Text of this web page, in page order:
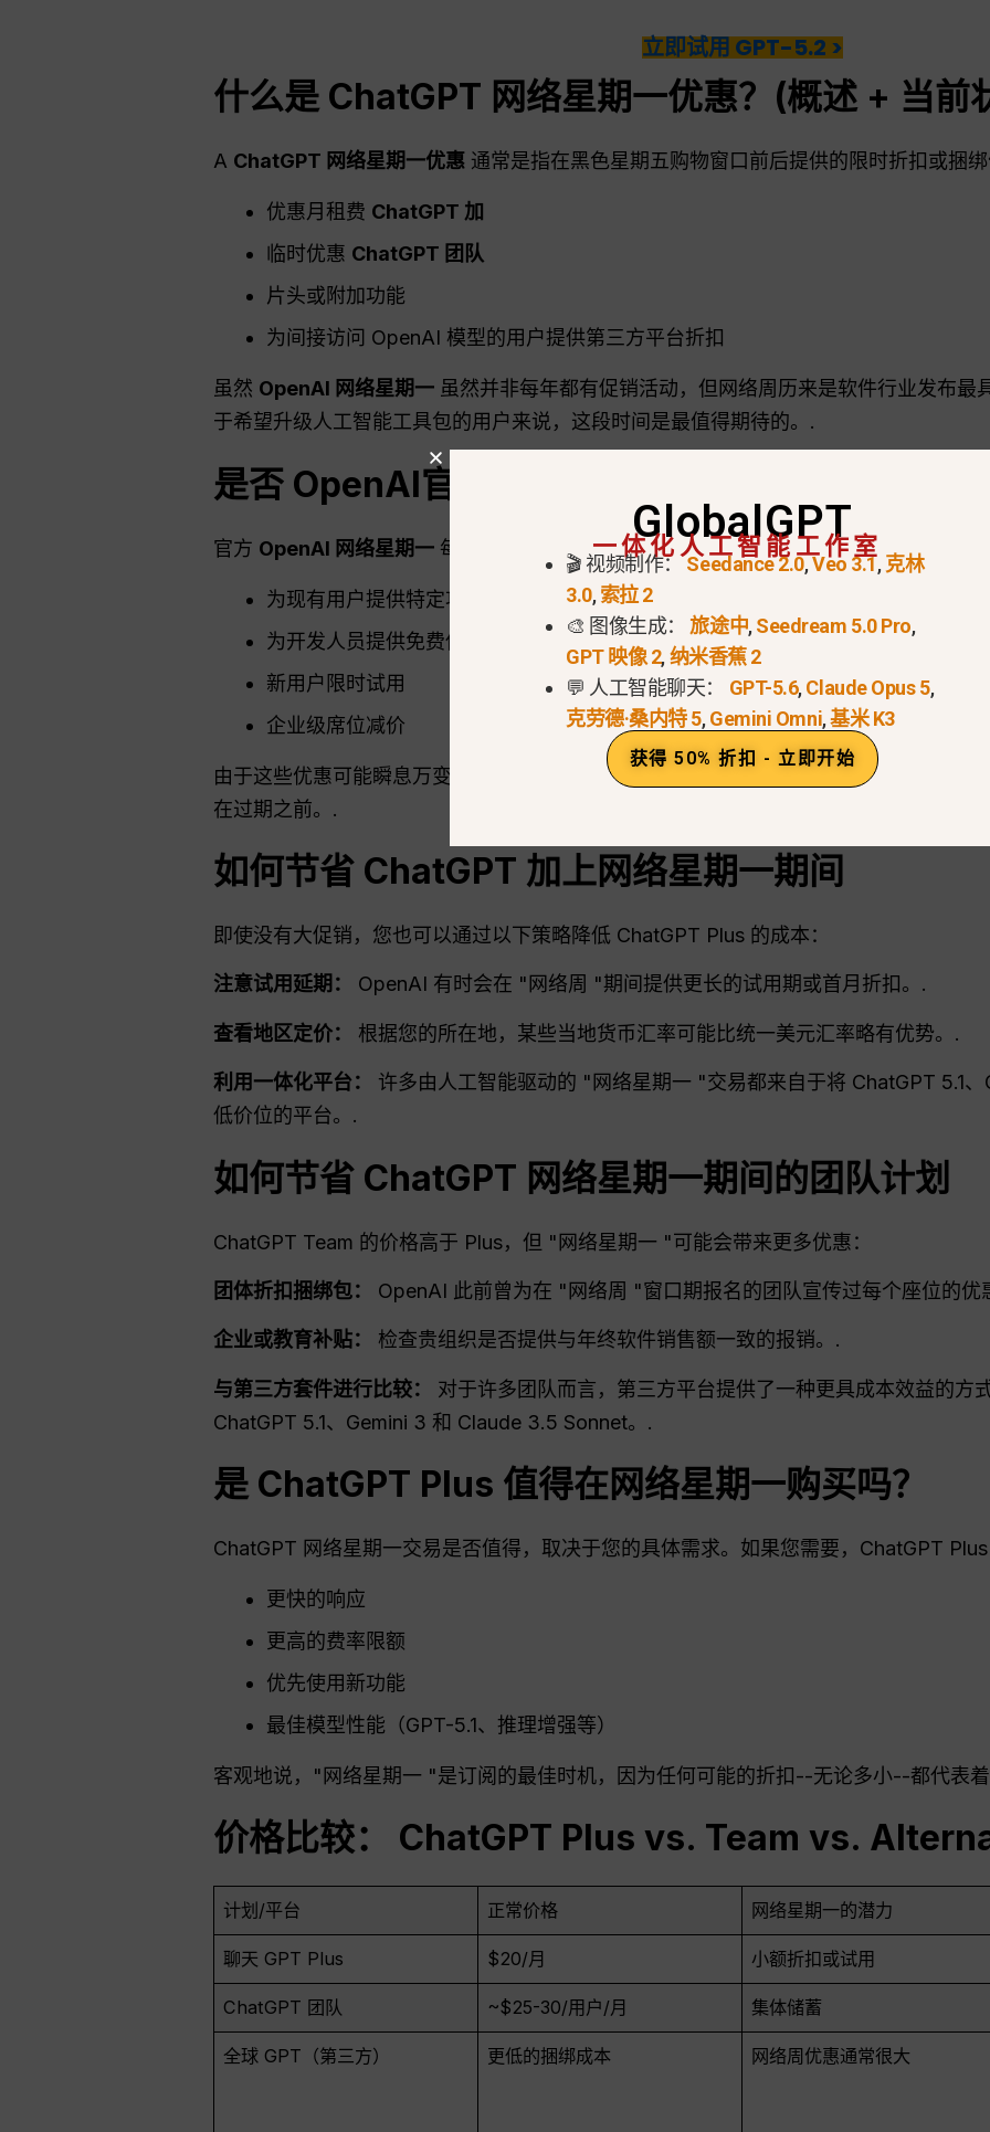
立即试用 GPT-5.2 >
什么是 ChatGPT 网络星期一优惠？(概述 + 当前
A ChatGPT 网络星期一优惠 通常是指在黑色星期五购物窗口前后提供的限时折扣或捆
优惠月租费 ChatGPT 加
临时优惠 ChatGPT 团队
片头或附加功能
为间接访问 OpenAI 模型的用户提供第三方平台折扣
虽然 OpenAI 网络星期一 虽然并非每年都有促销活动，但网络周历来是软件行业发布最
于希望升级人工智能工具包的用户来说，这段时间是最值得期待的。.
是否 OpenAI官方提供
官方 OpenAI 网络星期一 每年的促销活动大不相同。有时，公司会选择功能升级，而不
为现有用户提供特定功能升级
为开发人员提供免费使用点数
新用户限时试用
企业级席位减价
由于这些优惠可能瞬息万变，因此必须同时关注官方渠道和声誉良好的第三方聚合商，
在过期之前。.
如何节省 ChatGPT 加上网络星期一期间
即使没有大促销，您也可以通过以下策略降低 ChatGPT Plus 的成本：
注意试用延期： OpenAI 有时会在 "网络周 "期间提供更长的试用期或首月折扣。.
查看地区定价： 根据您的所在地，某些当地货币汇率可能比统一美元汇率略有优势。.
利用一体化平台：
许多由人工智能驱动的 "网络星期一 "交易都来自于将 ChatGPT 5.1
低价位的平台。.
如何节省 ChatGPT 网络星期一期间的团队计划
ChatGPT Team 的价格高于 Plus，但 "网络星期一 "可能会带来更多优惠：
团体折扣捆绑包： OpenAI 此前曾为在 "网络周 "窗口期报名的团队宣传过每个座位的优
企业或教育补贴： 检查贵组织是否提供与年终软件销售额一致的报销。.
与第三方套件进行比较：
对于许多团队而言，第三方平台提供了一种更具成本效益的方
ChatGPT 5.1、Gemini 3 和 Claude 3.5 Sonnet。.
是 ChatGPT Plus 值得在网络星期一购买吗？
ChatGPT 网络星期一交易是否值得，取决于您的具体需求。如果您需要，ChatGPT
更快的响应
更高的费率限额
优先使用新功能
最佳模型性能（GPT-5.1、推理增强等）
客观地说，"网络星期一 "是订阅的最佳时机，因为任何可能的折扣--无论多小--都代表
价格比较： ChatGPT Plus vs. Team vs.
计划/平台 正常价格 网络星期一的潜力
聊天 GPT Plus $20/月 小额折扣或试用
ChatGPT 团队 ~$25-30/用户/月 集体储蓄
全球 GPT（第三方） 更低的捆绑成本 网络周优惠通常很大
GlobalGPT
一体化人工智能工作室
🎬 视频制作：Seedance 2.0,Veo 3.1,克林
3.0,索拉 2
🎨 图像生成： 旅途中,Seedream 5.0 Pro,
GPT 映像 2,纳米香蕉 2
💬 人工智能聊天： GPT-5.6,Claude Opus 5,
克劳德·桑内特 5,Gemini Omni,基米 K3
获得 50% 折扣 - 立即开始